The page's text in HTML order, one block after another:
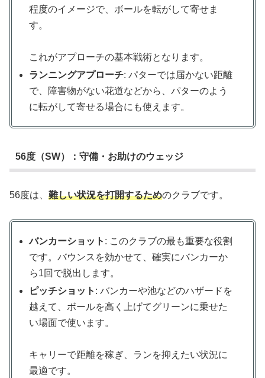
程度のイメージで、ボールを転がして寄せま
す。
これがアプローチの基本戦術となります。
ランニングアプローチ: パターでは届かない距離
で、障害物がない花道などから、パターのよう
に転がして寄せる場合にも使えます。
56度（SW）：守備・お助けのウェッジ
56度は、 難しい状況を打開するためのクラブです。
バンカーショット : このクラブの最も重要な役割
です。バウンスを効かせて、確実にバンカーか
ら1回で脱出します。
ピッチショット : バンカーや池などのハザードを
越えて、ボールを高く上げてグリーンに乗せた
い場面で使います。
キャリーで距離を稼ぎ、ランを抑えたい状況に
最適です。